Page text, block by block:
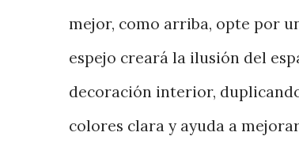
mejor, como arriba, opte por
espejo creará la ilusión del
decoración interior,
colores clara y ayuda a